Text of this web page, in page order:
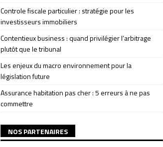
Controle fiscale particulier : stratégie pour les
investisseurs immobiliers
Contentieux business : quand privilégier l’arbitrage
plutôt que le tribunal
Les enjeux du macro environnement pour la
législation future
Assurance habitation pas cher : 5 erreurs à ne pas
commettre
NOS PARTENAIRES